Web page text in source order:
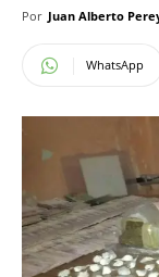
Por Juan Alberto
WhatsApp